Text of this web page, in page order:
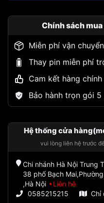
Chính sách
Miễn phí vận chuyển
Thay pin miễn phí
Cam kết hàng chính
Bảo hành trọn gói 5
Hệ thống cửa
vui lòng liên hệ trước
Chi nhánh Hà Nội Trung
38 phố Bạch
,Hà Nội
Liên hệ
0585215215
Chỉ